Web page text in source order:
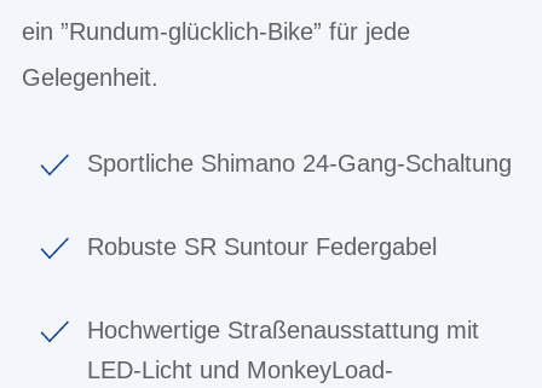
ein ”Rundum-glücklich-Bike” für jede
Gelegenheit.
Sportliche Shimano 24-Gang-Schaltung
Robuste SR Suntour Federgabel
Hochwertige Straßenausstattung mit
LED-Licht und MonkeyLoad-